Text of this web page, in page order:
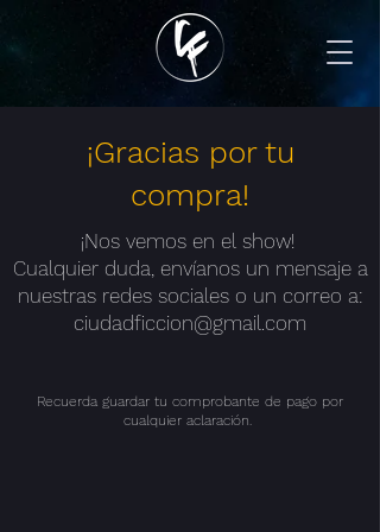
¡Gracias por tu
compra!
¡Nos vemos en el show!
Cualquier duda, envíanos un mensaje a
nuestras redes sociales o un correo a:
ciudadficcion@gmail.com
Recuerda guardar tu comprobante de pago por
cualquier aclaración.